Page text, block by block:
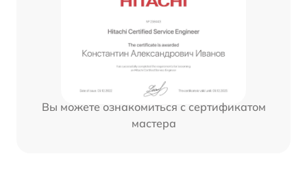
Вы можете ознакомиться с сертификатом
мастера